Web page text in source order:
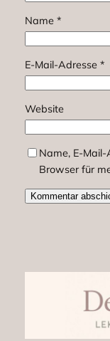
Name *
E-Mail-Adresse *
Website
Name, E-
Browser für